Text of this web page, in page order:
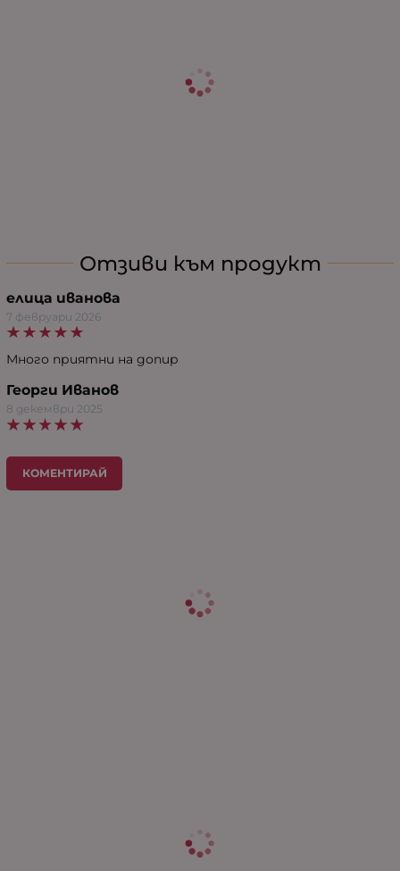
Отзиви към продукт
елица иванова
7 февруари 2026
Много приятни на допир
Георги Иванов
8 декември 2025
КОМЕНТИРАЙ